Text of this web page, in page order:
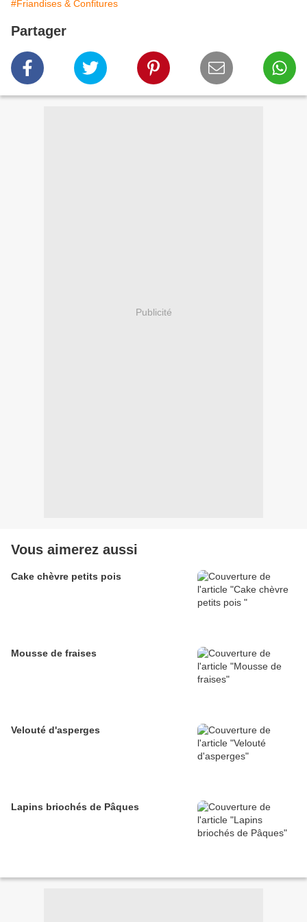
#Friandises & Confitures
Partager
Publicité
Vous aimerez aussi
Cake chèvre petits pois
Mousse de fraises
Velouté d'asperges
Lapins briochés de Pâques